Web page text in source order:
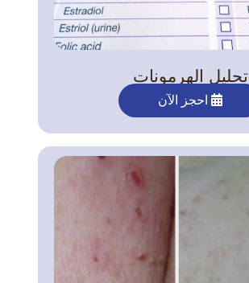
تحليل الهرمونات
احجز الآن